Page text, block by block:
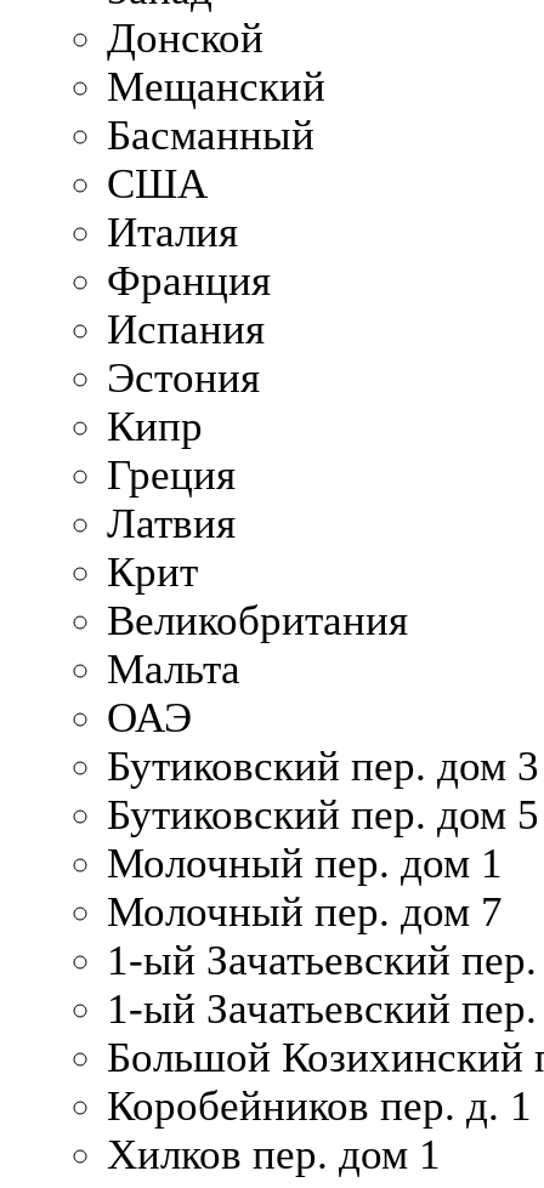
Донской
Мещанский
Басманный
США
Италия
Франция
Испания
Эстония
Кипр
Греция
Латвия
Крит
Великобритания
Мальта
ОАЭ
Бутиковский пер. дом 3
Бутиковский пер. дом 5
Молочный пер. дом 1
Молочный пер. дом 7
1-ый Зачатьевский
1-ый Зачатьевский
Большой Козихинский
Коробейников пер. д. 1
Хилков пер. дом 1